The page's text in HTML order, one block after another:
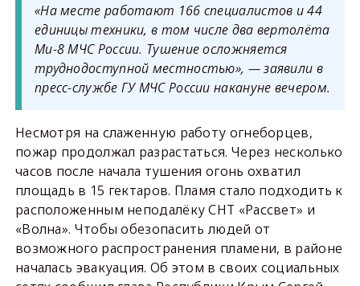
«На месте работают 166 специалистов и 44
единицы техники, в том числе два вертолёта
Ми-8 МЧС России. Тушение осложняется
труднодоступной местностью», — заявили в
пресс-службе ГУ МЧС России накануне вечером.
Несмотря на слаженную работу огнеборцев,
пожар продолжал разрастаться. Через несколько
часов после начала тушения огонь охватил
площадь в 15 гектаров. Пламя стало подходить к
расположенным неподалёку СНТ «Рассвет» и
«Волна». Чтобы обезопасить людей от
возможного распространения пламени, в районе
началась эвакуация. Об этом в своих социальных